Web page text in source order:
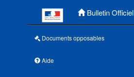
Bulletin Officiel
Documents opposables
Aide